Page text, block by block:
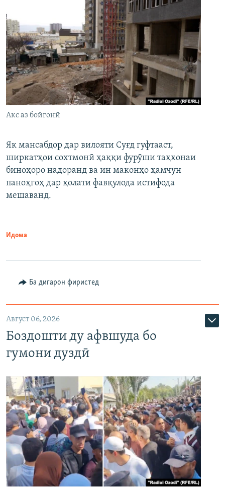
Акс аз бойгонӣ
Як мансабдор дар вилояти Суғд гуфтааст,
ширкатҳои сохтмонӣ ҳаққи фурӯши таҳхонаи
биноҳоро надоранд ва ин маконҳо ҳамчун
паноҳгоҳ дар ҳолати фавқулода истифода
мешаванд.
Идома
Ба дигарон фиристед
Август 06, 2026
Боздошти ду афвшуда бо
гумони дуздӣ